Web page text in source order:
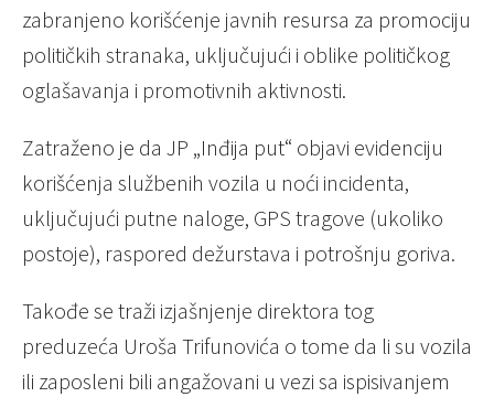
zabranjeno korišćenje javnih resursa za promociju
političkih stranaka, uključujući i oblike političkog
oglašavanja i promotivnih aktivnosti.
Zatraženo je da JP „Inđija put“ objavi evidenciju
korišćenja službenih vozila u noći incidenta,
uključujući putne naloge, GPS tragove (ukoliko
postoje), raspored dežurstava i potrošnju goriva.
Takođe se traži izjašnjenje direktora tog
preduzeća Uroša Trifunovića o tome da li su vozila
ili zaposleni bili angažovani u vezi sa ispisivanjem